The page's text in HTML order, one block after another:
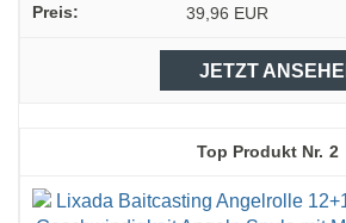
39,96 EUR
JETZT
2